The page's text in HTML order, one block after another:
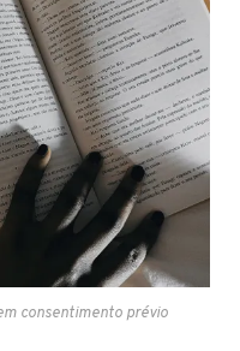
consentimento prévio